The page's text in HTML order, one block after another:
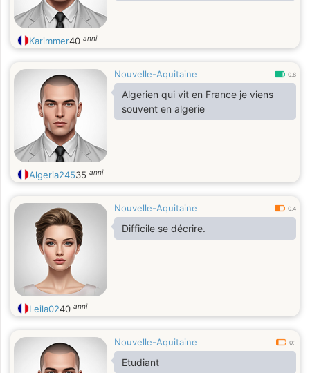
Karimmer40 anni
Nouvelle-Aquitaine 0.8
Algerien qui vit en France je viens
souvent en algerie
Algeria24535 anni
Nouvelle-Aquitaine 0.4
Difficile se décrire.
Leila0240 anni
Nouvelle-Aquitaine 0.1
Etudiant